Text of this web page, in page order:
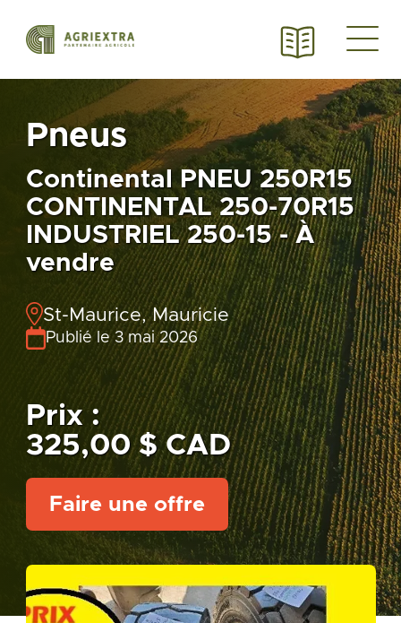
Pneus
Continental PNEU 250R15
CONTINENTAL 250-70R15
INDUSTRIEL 250-15 - À
vendre
St-Maurice, Mauricie
Publié le 3 mai 2026
Prix :
325,00 $ CAD
Faire une offre